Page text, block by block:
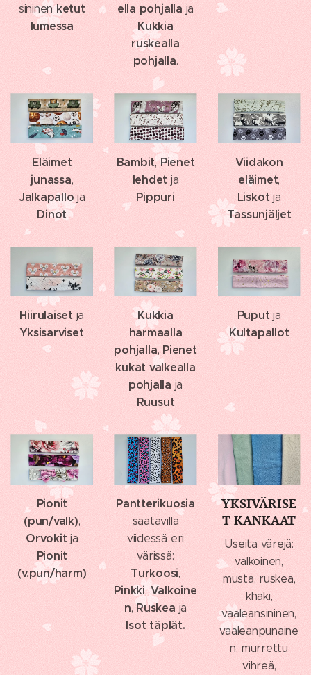
sininenketut
lumessa
ella pohjalla ja
Kukkia
ruskealla
pohjalla.
Eläimet
junassa,
Jalkapalloja
Dinot
Bambit,Pienet
lehdet ja
Pippuri
Viidakon
eläimet,
Liskot ja
Tassunjäljet
Hiirulaiset ja
Yksisarviset
Kukkia
harmaalla
pohjalla, Pienet
kukat valkealla
pohjalla ja
Ruusut
Puput ja
Kultapallot
Pionit
(pun/valk),
Orvokit ja
Pionit
(v.pun/harm)
Pantterikuosia
saatavilla
viidessä eri
värissä:
Turkoosi,
Pinkki,Valkoine
n,Ruskea ja
Isot täplät.
YKSIVÄRISE
T KANKAAT
Useita värejä:
valkoinen,
musta, ruskea,
khaki,
vaaleansininen,
vaaleanpunaine
n, murrettu
vihreä,